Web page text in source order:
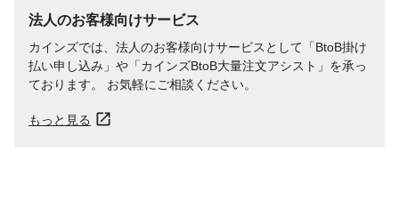
法人のお客様向けサービス
カインズでは、法人のお客様向けサービスとして「BtoB掛け
払い申し込み」や「カインズBtoB大量注文アシスト」を承っ
ております。 お気軽にご相談ください。
もっと見る